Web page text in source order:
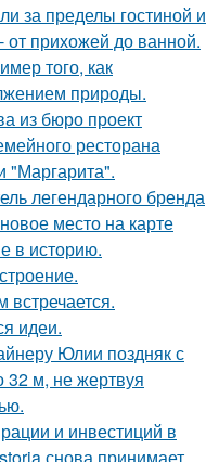
за пределы гостиной и
от прихожей до ванной.
того, как
природы.
из бюро проект
ресторана
"Маргарита".
легендарного бренда
место на карте
в историю.
встречается.
идеи.
Юлии поздняк с
32 м, не жертвуя
и инвестиций в
снова принимает